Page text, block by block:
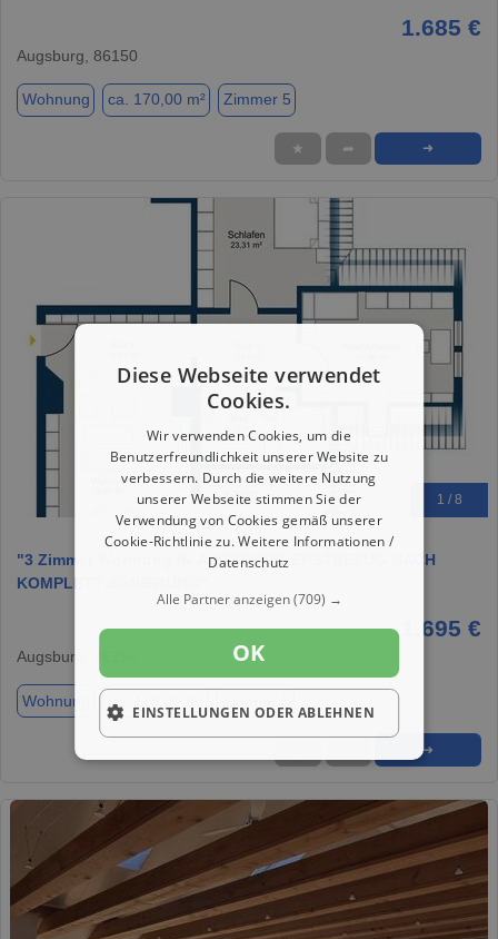
1.685 €
Augsburg, 86150
Wohnung ca. 170,00 m² Zimmer 5
★ ➦ ➜
1 / 8
"3 Zimmer Wohnung IN AUGSBURG ERSTBEZUG NACH
KOMPLETT SANIERUNG"
1.695 €
Augsburg, 86150
Wohnung ca. 118,00 m²
➜
Diese Webseite verwendet
Cookies.
Wir verwenden Cookies, um die
Benutzerfreundlichkeit unserer Website zu
verbessern. Durch die weitere Nutzung
unserer Webseite stimmen Sie der
Verwendung von Cookies gemäß unserer
Cookie-Richtlinie zu.Weitere Informationen /
Datenschutz
Alle Partner anzeigen(709) →
OK
EINSTELLUNGEN ODER ABLEHNEN